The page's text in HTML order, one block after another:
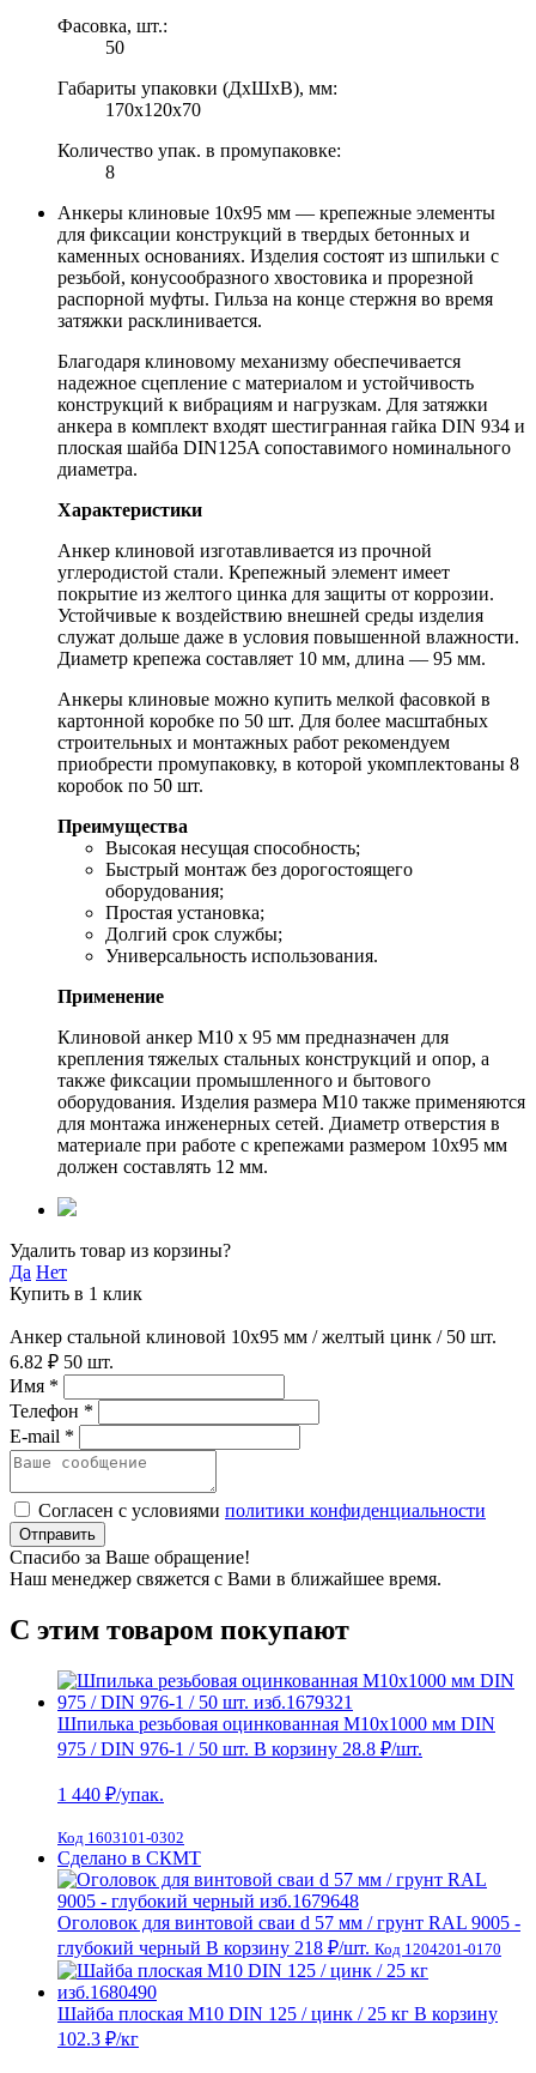
Фасовка, шт.:
50
Габариты упаковки (ДхШхВ), мм:
170x120x70
Количество упак. в промупаковке:
8
Анкеры клиновые 10х95 мм — крепежные элементы
для фиксации конструкций в твердых бетонных и
каменных основаниях. Изделия состоят из шпильки с
резьбой, конусообразного хвостовика и прорезной
распорной муфты. Гильза на конце стержня во время
затяжки расклинивается.
Благодаря клиновому механизму обеспечивается
надежное сцепление с материалом и устойчивость
конструкций к вибрациям и нагрузкам. Для затяжки
анкера в комплект входят шестигранная гайка DIN 934 и
плоская шайба DIN125A сопоставимого номинального
диаметра.
Характеристики
Анкер клиновой изготавливается из прочной
углеродистой стали. Крепежный элемент имеет
покрытие из желтого цинка для защиты от коррозии.
Устойчивые к воздействию внешней среды изделия
служат дольше даже в условия повышенной влажности.
Диаметр крепежа составляет 10 мм, длина — 95 мм.
Анкеры клиновые можно купить мелкой фасовкой в
картонной коробке по 50 шт. Для более масштабных
строительных и монтажных работ рекомендуем
приобрести промупаковку, в которой укомплектованы 8
коробок по 50 шт.
Преимущества
Высокая несущая способность;
Быстрый монтаж без дорогостоящего
оборудования;
Простая установка;
Долгий срок службы;
Универсальность использования.
Применение
Клиновой анкер М10 х 95 мм предназначен для
крепления тяжелых стальных конструкций и опор, а
также фиксации промышленного и бытового
оборудования. Изделия размера M10 также применяются
для монтажа инженерных сетей. Диаметр отверстия в
материале при работе с крепежами размером 10х95 мм
должен составлять 12 мм.
Удалить товар из корзины?
Да Нет
Купить в 1 клик
Анкер стальной клиновой 10х95 мм / желтый цинк / 50 шт.
6.82 ₽ 50 шт.
Имя *
Телефон *
E-mail *
Согласен с условиями политики конфиденциальности
Отправить
Спасибо за Ваше обращение!
Наш менеджер свяжется с Вами в ближайшее время.
С этим товаром покупают
Шпилька резьбовая оцинкованная М10х1000 мм DIN
975 / DIN 976-1 / 50 шт. В корзину 28.8 ₽/шт.
1 440 ₽/упак.
Код 1603101-0302
Сделано в СКМТ
Оголовок для винтовой сваи d 57 мм / грунт RAL 9005 -
глубокий черный В корзину 218 ₽/шт. Код 1204201-0170
Шайба плоская М10 DIN 125 / цинк / 25 кг В корзину
102.3 ₽/кг